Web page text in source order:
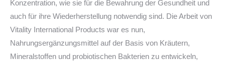
Konzentration, wie sie für die Bewahrung der Gesundheit und
auch für ihre Wiederherstellung notwendig sind. Die Arbeit von
Vitality International Products war es nun,
Nahrungsergänzungsmittel auf der Basis von Kräutern,
Mineralstoffen und probiotischen Bakterien zu entwickeln,